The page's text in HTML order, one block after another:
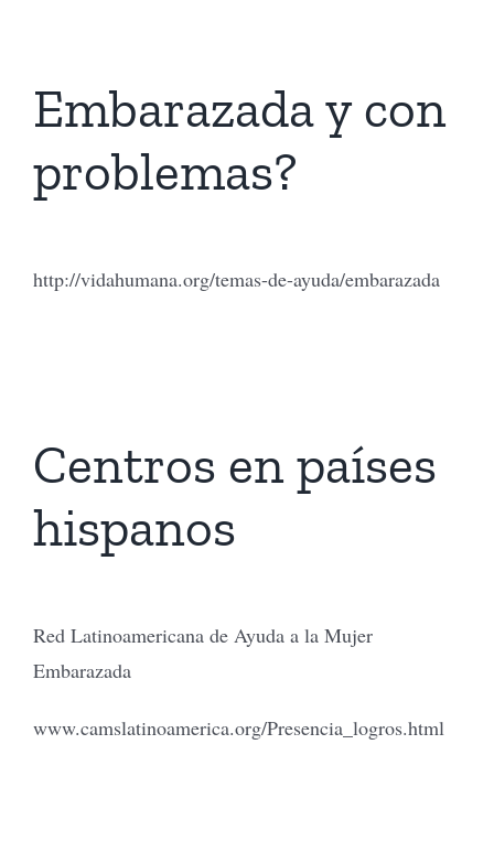
Embarazada y con
problemas?
http://vidahumana.org/temas-de-ayuda/embarazada
Centros en países
hispanos
Red Latinoamericana de Ayuda a la Mujer
Embarazada
www.camslatinoamerica.org/Presencia_logros.html